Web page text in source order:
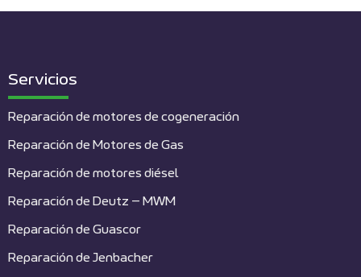
Servicios
Reparación de motores de cogeneración
Reparación de Motores de Gas
Reparación de motores diésel
Reparación de Deutz – MWM
Reparación de Guascor
Reparación de Jenbacher